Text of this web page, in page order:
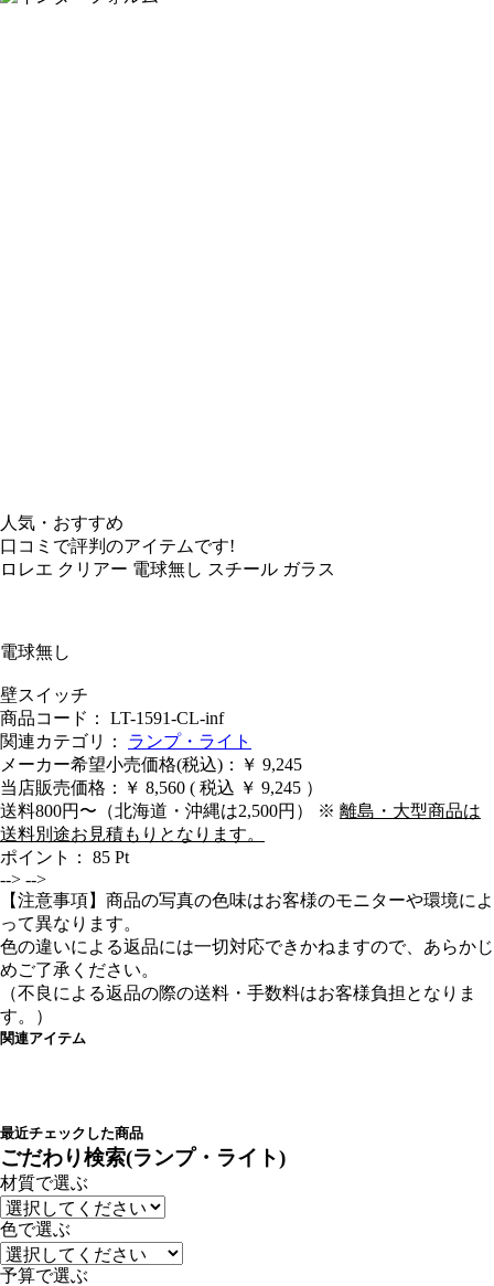
人気・おすすめ
口コミで評判のアイテムです!
ロレエ クリアー 電球無し スチール ガラス
電球無し
壁スイッチ
商品コード： LT-1591-CL-inf
関連カテゴリ： ランプ・ライト
メーカー希望小売価格(税込)：￥ 9,245
当店販売価格：
￥ 8,560 ( 税込 ￥ 9,245 ）
送料800円〜（北海道・沖縄は2,500円） ※ 離島・大型商品は
送料別途お見積もりとなります。
ポイント： 85 Pt
--> -->
【注意事項】商品の写真の色味はお客様のモニターや環境によ
って異なります。
色の違いによる返品には一切対応できかねますので、あらかじ
めご了承ください。
（不良による返品の際の送料・手数料はお客様負担となりま
す。）
関連アイテム
最近チェックした商品
ごだわり検索(ランプ・ライト)
材質で選ぶ
色で選ぶ
予算で選ぶ